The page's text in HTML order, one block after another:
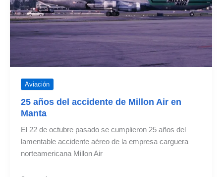
Aviación
25 años del accidente de Millon Air en
Manta
El 22 de octubre pasado se cumplieron 25 años del
lamentable accidente aéreo de la empresa carguera
norteamericana Millon Air